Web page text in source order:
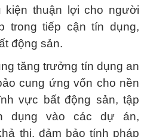
kiện thuận lợi cho người
trong tiếp cận tín dụng,
động sản.
tăng trưởng tín dụng an
cung ứng vốn cho nền
vực bất động sản, tập
dụng vào các dự án,
thi, đảm bảo tính pháp